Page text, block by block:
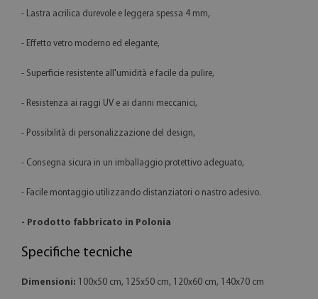
- Lastra acrilica durevole e leggera spessa 4 mm,
- Effetto vetro moderno ed elegante,
- Superficie resistente all'umidità e facile da pulire,
- Resistenza ai raggi UV e ai danni meccanici,
- Possibilità di personalizzazione del design,
- Consegna sicura in un imballaggio protettivo adeguato,
- Facile montaggio utilizzando distanziatori o nastro adesivo.
- Prodotto fabbricato in Polonia
Specifiche tecniche
Dimensioni: 100x50 cm, 125x50 cm, 120x60 cm, 140x70 cm